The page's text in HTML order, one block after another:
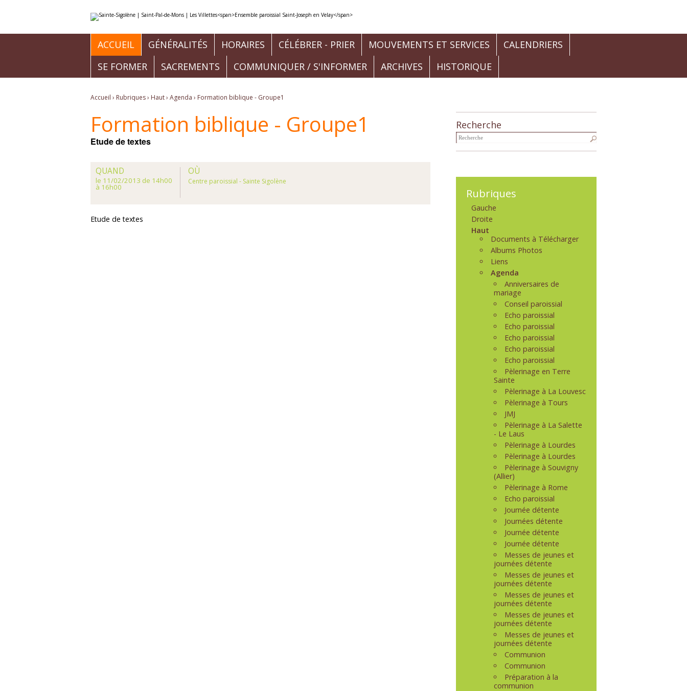
contenu.
ACCUEIL GÉNÉRALITÉS HORAIRES CÉLÉBRER - PRIER MOUVEMENTS ET SERVICES
CALENDRIERS
SE FORMER
SACREMENTS COMMUNIQUER / S'INFORMER ARCHIVES HISTORIQUE
Accueil › Rubriques› Haut› Agenda › Formation biblique - Groupe1
Recherche
Navigation
Rubriques
Gauche
Droite
Haut
Documents à Télécharger
Albums Photos
Liens
Agenda
Anniversaires de
mariage
Conseil paroissial
Echo paroissial
Echo paroissial
Echo paroissial
Echo paroissial
Echo paroissial
Pèlerinage en Terre
Sainte
Pèlerinage à La Louvesc
Pèlerinage à Tours
JMJ
Pèlerinage à La Salette
- Le Laus
Pèlerinage à Lourdes
Pèlerinage à Lourdes
Pèlerinage à Souvigny
(Allier)
Pèlerinage à Rome
Echo paroissial
Journée détente
Journées détente
Journée détente
Journée détente
Messes de jeunes et
journées détente
Messes de jeunes et
journées détente
Messes de jeunes et
journées détente
Messes de jeunes et
journées détente
Messes de jeunes et
journées détente
Communion
Communion
Préparation à la
communion
Formation biblique - Groupe1
Etude de textes
QUAND
le 11/02/2013 de 14h00
à 16h00
OÙ
Centre paroissial - Sainte Sigolène
Etude de textes